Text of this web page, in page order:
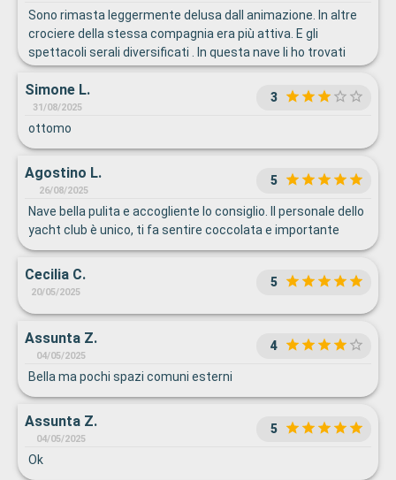
Sono rimasta leggermente delusa dall animazione. In altre
crociere della stessa compagnia era più attiva. E gli
spettacoli serali diversificati . In questa nave li ho trovati
belli ma Sempre Molto simili. La nave era molto bella, per la
sua giovane età credo sia già stata abbastanza sfruttata e
usurata.
Simone L.
31/08/2025
3
ottomo
Agostino L.
26/08/2025
5
Nave bella pulita e accogliente lo consiglio. Il personale dello
yacht club è unico, ti fa sentire coccolata e importante
Cecilia C.
20/05/2025
5
Assunta Z.
04/05/2025
4
Bella ma pochi spazi comuni esterni
Assunta Z.
04/05/2025
5
Ok